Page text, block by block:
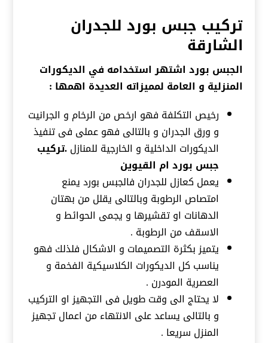
تركيب جبس بورد للجدران
الشارقة
الجبس بورد اشتهر استخدامه في الديكورات
المنزلية و العامة لمميزاته العديدة اهمها :
رخيص التكلفة فهو ارخص من الرخام و الجرانيت
و ورق الجدران و بالتالى فهو عملى فى تنفيذ
الديكورات الداخلية و الخارجية للمنازل.تركيب
جبس بورد ام القيوين
يعمل كعازل للجدران فالجبس بورد يمنع
امتصاص الرطوبة وبالتالى يقلل من بهتان
الدهانات او تقشيرها و يجمى الحوائط و
الاسقف من الرطوبة .
يتميز بكثرة التصميمات و الاشكال فلذلك فهو
يناسب كل الديكورات الكلاسيكية الفخمة و
العصرية المودرن .
لا يحتاج الى وقت طويل فى التجهيز او التركيب
و بالتالى يساعد على الانتهاء من اعمال تجهيز
المنزل سريعا .